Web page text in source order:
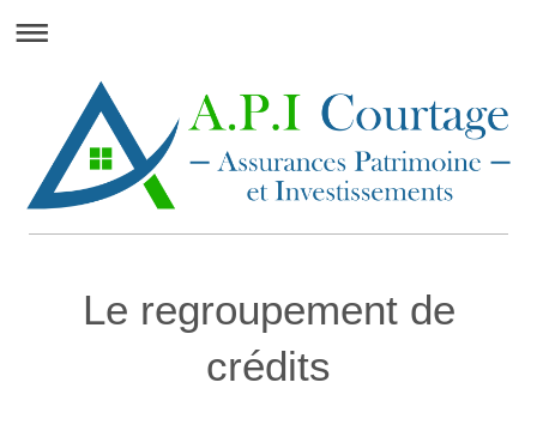
Le regroupement de
crédits